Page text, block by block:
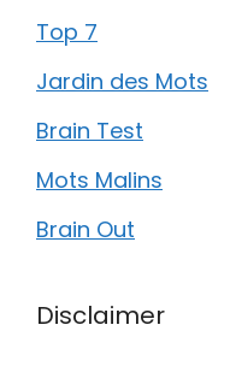
Top 7
Jardin des Mots
Brain Test
Mots Malins
Brain Out
Disclaimer